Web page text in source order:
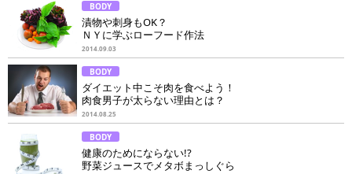
BODY
漬物や刺身もOK？
ＮＹに学ぶローフード作法
2014.09.03
BODY
ダイエット中こそ肉を食べよう！
肉食男子が太らない理由とは？
2014.08.25
BODY
健康のためにならない!?
野菜ジュースでメタボまっしぐら